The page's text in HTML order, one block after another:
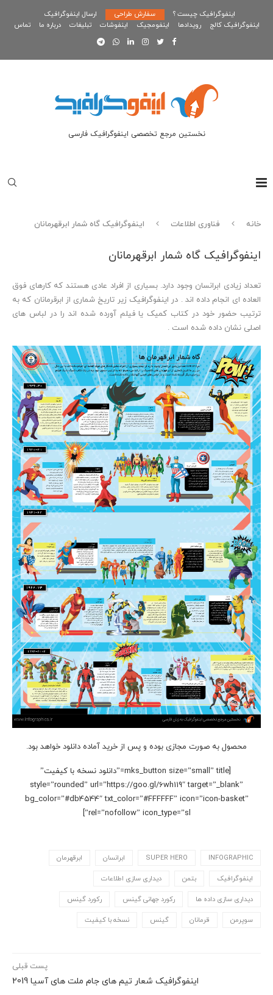
اینفوگرافیک چیست ؟ سفارش طراحی
ارسال اینفوگرافیک
اینفوگرافیک کالج
رویدادها اینفومجیک اینفوشات تبلیغات درباره ما تماس
نخستین مرجع تخصصی اینفوگرافیک فارسی
خانه فناوری اطلاعات اینفوگرافیک گاه شمار ابرقهرمانان
اینفوگرافیک گاه شمار ابرقهرمانان
تعداد زیادی ابرانسان وجود دارد. بسیاری از افراد عادی هستند که کارهای فوق
العاده ای انجام داده اند . در اینفوگرافیک زیر تاریخ شماری از ابرقرمانان که به
ترتیب حضور خود در کتاب کمیک یا فیلم آورده شده اند را در لباس های
اصلی نشان داده شده است .
محصول به صورت مجازی بوده و پس از خرید آماده دانلود خواهد بود.
[mks_button size=”small” title=”دانلود نسخه با کیفیت”
style=”rounded” url=”https://goo.gl/6wh119″ target=”_blank”
bg_color=”#db4544″ txt_color=”#FFFFFF” icon=”icon-basket”
rel=”nofollow” icon_type=”sl”]
INFOGRAPHIC
SUPER HERO ابرانسان ابرقهرمان
اینفوگرافیک بتمن دیداری سازی اطلاعات
دیداری سازی داده ها رکورد جهانی گینس رکورد گینس
سوپرمن قرمانان گینس نسخه با کیفیت
پست قبلی
اینفوگرافیک شعار تیم های جام ملت های آسیا 2019